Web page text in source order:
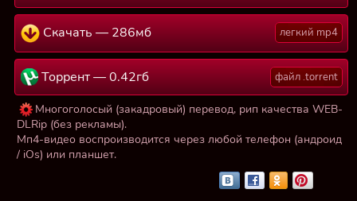
Скачать — 286мб легкий mp4
Торрент — 0.42гб файл .torrent
Многоголосый (закадровый) перевод, рип качества WEB-
DLRip (без рекламы).
Мп4-видео воспроизводится через любой телефон (андроид
/ iOs) или планшет.